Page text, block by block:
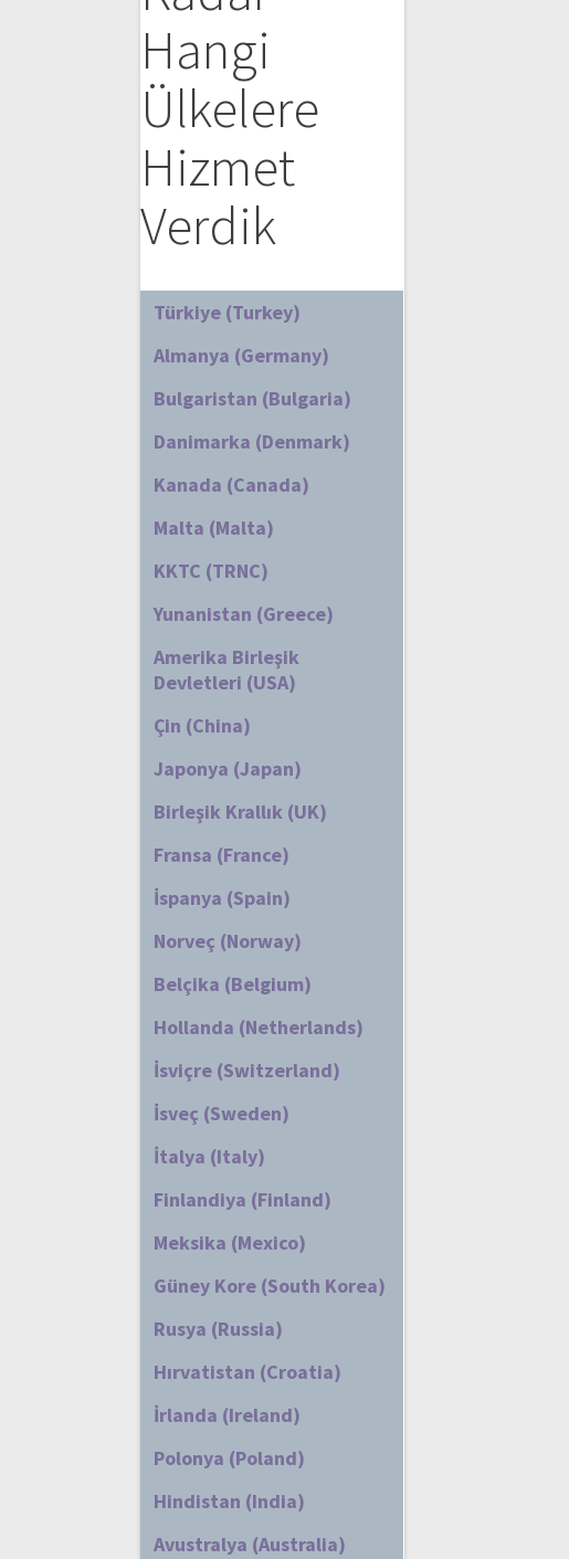
Hangi
Ülkelere
Hizmet
Verdik
Türkiye (Turkey)
Almanya (Germany)
Bulgaristan (Bulgaria)
Danimarka (Denmark)
Kanada (Canada)
Malta (Malta)
KKTC (TRNC)
Yunanistan (Greece)
Amerika Birleşik
Devletleri (USA)
Çin (China)
Japonya (Japan)
Birleşik Krallık (UK)
Fransa (France)
İspanya (Spain)
Norveç (Norway)
Belçika (Belgium)
Hollanda (Netherlands)
İsviçre (Switzerland)
İsveç (Sweden)
İtalya (Italy)
Finlandiya (Finland)
Meksika (Mexico)
Güney Kore (South Korea)
Rusya (Russia)
Hırvatistan (Croatia)
İrlanda (Ireland)
Polonya (Poland)
Hindistan (India)
Avustralya (Australia)